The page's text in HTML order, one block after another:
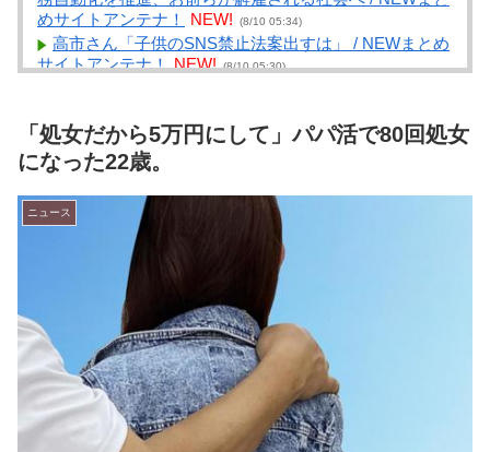
めサイトアンテナ！
NEW! (8/10 05:34)
高市さん「子供のSNS禁止法案出すは」 / NEWまとめ
サイトアンテナ！ NEW! (8/10 05:30)
【動画】まんさん同士の事故、地獄 / 2chまとめアンテ
ナ！
NEW! (8/10 05:18)
ドジャースの主軸ベッツに何が起きているのか！数字
で見る深刻な不調とファンが寄せる復活への熱い期待 /
2chまとめアンテナ！
(8/10 05:18)
勤務先が倒産するが1000億円もらえるボタン。 / 2ch
まとめアンテナ！
NEW! (8/10 05:18)
中国人コスプレイヤーさん、今にもお乳がこぼれ落ち
そうな鬼滅コスをしてしまう！ / 2chまとめアンテナ！
NEW!
(8/10 05:18)
【R-18】やる夫は裏の世界を生きるサマナーのようで
す【オリジナルメガテン】 番外編 やる夫の仲魔 / ま
とめるZ NEW! (8/10 05:04)
（声）戦争が憎い、本当の敵は自国に / まとめる
(8/10 05:04)
「処女だから5万円にして」パパ活で80回処女
になった22歳。
ニュース